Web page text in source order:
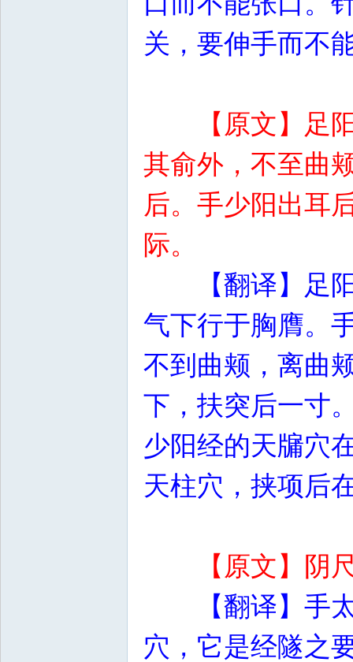
关，要伸手而不
【原文】足
其俞外，不至曲
后。手少阳出耳
际。
【翻译】足
气下行于胸膺。
不到曲颊，离曲
下，扶突后一寸
少阳经的天牖穴
天柱穴，挟项后
【原文】阴
【翻译】手
穴，它是经隧之